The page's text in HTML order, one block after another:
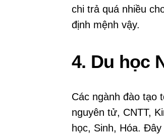
chi trả quá nhiều
định mệnh vậy.
4. Du học
Các ngành đào tạo
nguyên tử, CNTT,
học, Sinh, Hóa.